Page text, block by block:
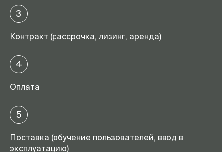
3
Контракт (рассрочка, лизинг, аренда)
4
Оплата
5
Поставка (обучение пользователей, ввод в
эксплуатацию)